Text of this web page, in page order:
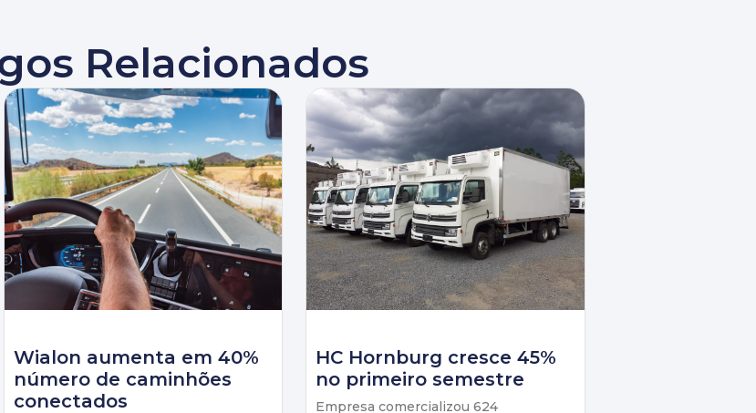
Relacionados
Wialon aumenta em 40%
número de caminhões
conectados
HC Hornburg cresce 45%
no primeiro semestre
Empresa comercializou 624